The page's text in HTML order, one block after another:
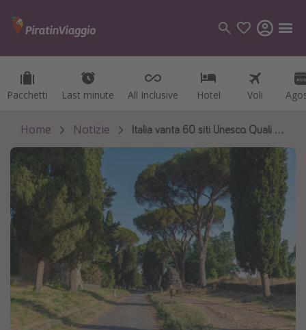
Pacchetti Last minute All Inclusive Hotel Voli
Pacchetti Last minute All Inclusive Hotel Voli
Categorie
Voli
Hotel
Vacanze
Crociere
Destinazioni
Tutte le destinazioni
Italia
Albania
Grecia
Home Notizie Italia vanta 60 siti Unesco. Quali hai visitato?